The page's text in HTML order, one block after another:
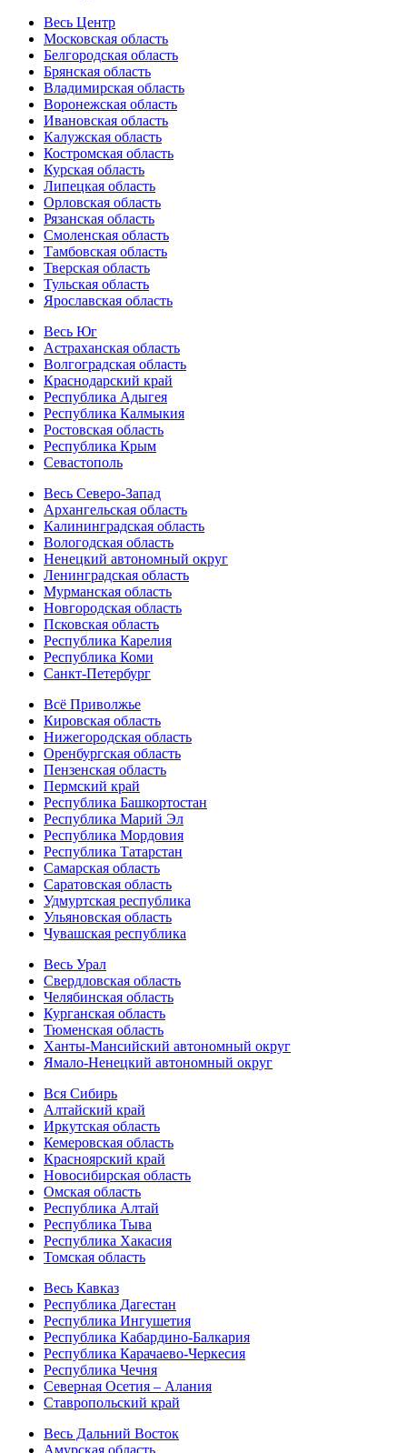
Весь Центр
Московская область
Белгородская область
Брянская область
Владимирская область
Воронежская область
Ивановская область
Калужская область
Костромская область
Курская область
Липецкая область
Орловская область
Рязанская область
Смоленская область
Тамбовская область
Тверская область
Тульская область
Ярославская область
Весь Юг
Астраханская область
Волгоградская область
Краснодарский край
Республика Адыгея
Республика Калмыкия
Ростовская область
Республика Крым
Севастополь
Весь Северо-Запад
Архангельская область
Калининградская область
Вологодская область
Ненецкий автономный округ
Ленинградская область
Мурманская область
Новгородская область
Псковская область
Республика Карелия
Республика Коми
Санкт-Петербург
Всё Приволжье
Кировская область
Нижегородская область
Оренбургская область
Пензенская область
Пермский край
Республика Башкортостан
Республика Марий Эл
Республика Мордовия
Республика Татарстан
Самарская область
Саратовская область
Удмуртская республика
Ульяновская область
Чувашская республика
Весь Урал
Свердловская область
Челябинская область
Курганская область
Тюменская область
Ханты-Мансийский автономный округ
Ямало-Ненецкий автономный округ
Вся Сибирь
Алтайский край
Иркутская область
Кемеровская область
Красноярский край
Новосибирская область
Омская область
Республика Алтай
Республика Тыва
Республика Хакасия
Томская область
Весь Кавказ
Республика Дагестан
Республика Ингушетия
Республика Кабардино-Балкария
Республика Карачаево-Черкесия
Республика Чечня
Северная Осетия – Алания
Ставропольский край
Весь Дальний Восток
Амурская область